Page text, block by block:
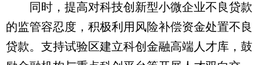
同时，提高对科技创新型小微企业不良贷款
的监管容忍度，积极利用风险补偿资金处置不良
贷款。支持试验区建立科创金融高端人才库，鼓